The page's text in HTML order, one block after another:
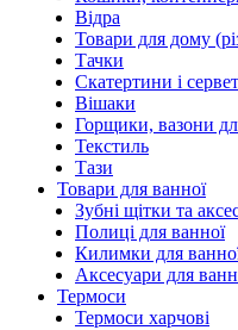
Відра
Товари для дому
Тачки
Скатертини і
Вішаки
Горщики, вазони
Текстиль
Тази
Товари для ванної
Зубні щітки та
Полиці для ванної
Килимки для
Аксесуари для
Термоси
Термоси харчові